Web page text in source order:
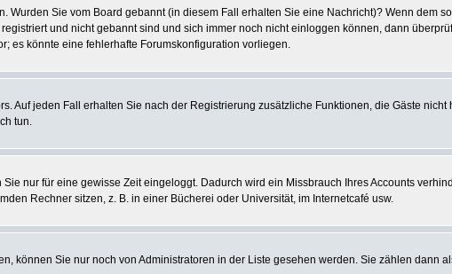
Sie vom Board gebannt (in diesem Fall erhalten Sie eine Nachricht)? Wenn dem
und nicht gebannt sind und sich immer noch nicht einloggen können, dann
es könnte eine fehlerhafte Forumskonfiguration vorliegen.
Auf jeden Fall erhalten Sie nach der Registrierung zusätzliche Funktionen, die Gäste nicht
tun.
nur für eine gewisse Zeit eingeloggt. Dadurch wird ein Missbrauch Ihres Accounts
Rechner sitzen, z. B. in einer Bücherei oder Universität, im Internetcafé usw.
können Sie nur noch von Administratoren in der Liste gesehen werden. Sie zählen dann